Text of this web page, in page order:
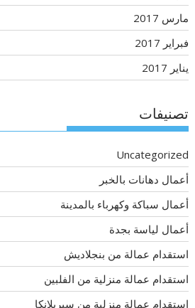
مارس 2017
فبراير 2017
يناير 2017
تصنيفات
Uncategorized
أعمال دهانات بالخبر
أعمال سباكة وكهرباء بالمدينة
أعمال لياسة بجدة
استقدام عمالة من بنجلاديش
استقدام عمالة منزلية من الفلبين
استقدام عمالة منزلية من سيريلانكا